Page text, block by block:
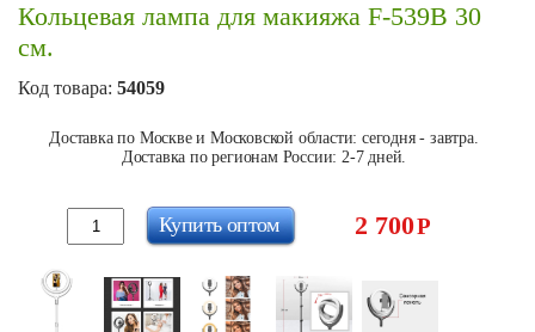
Кольцевая лампа для макияжа F-539B 30
см.
Код товара: 54059
Доставка по Москве и Московской области: сегодня - завтра.
Доставка по регионам России: 2-7 дней.
2 700Р
Купить оптом